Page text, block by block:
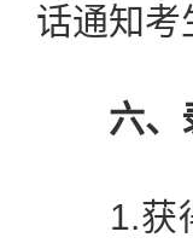
话通知考
六、
1.获得